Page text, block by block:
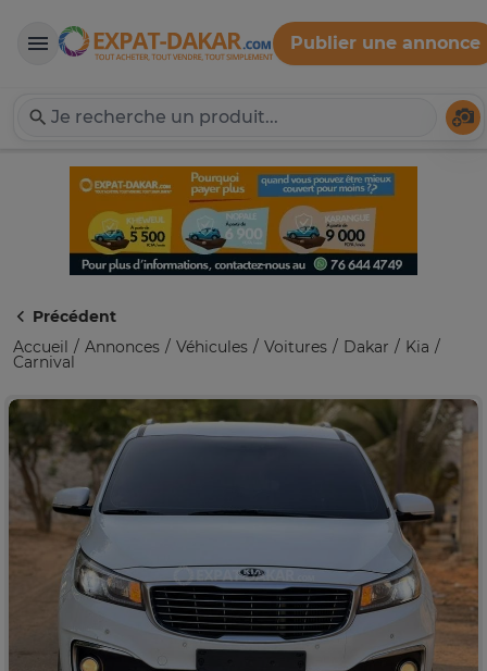
Expat-Dakar
Publier une annonce
Précédent
Accueil
Annonces Véhicules Voitures Dakar Kia
Carnival